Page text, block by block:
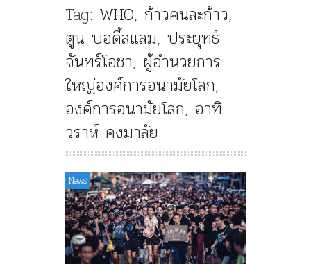
Tag: WHO, ก้าวคนละก้าว,
ตูน บอดี้สแลม, ประยุทธ์
จันทร์โอชา, ผู้อำนวยการ
ใหญ่องค์การอนามัยโลก,
องค์การอนามัยโลก, อาทิ
วราห์ คงมาลัย
News